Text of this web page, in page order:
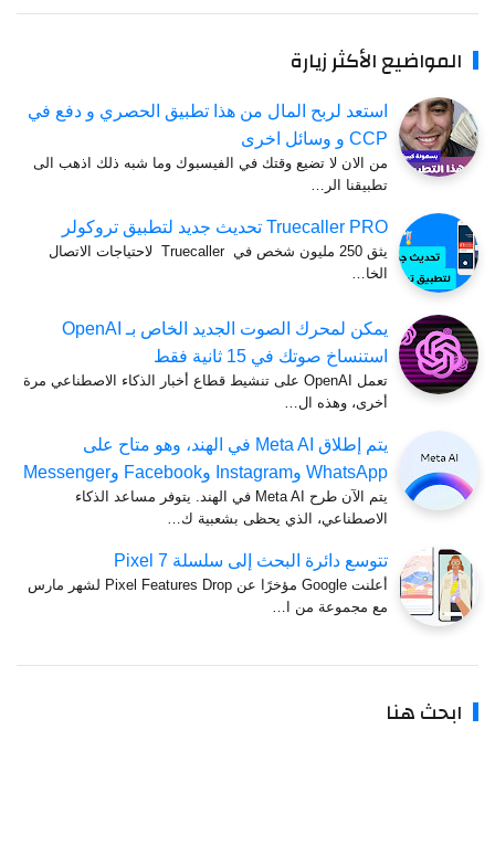
المواضيع الأكثر زيارة
استعد لربح المال من هذا تطبيق الحصري و دفع في
CCP و وسائل اخرى
من الان لا تضيع وقتك في الفيسبوك وما شبه ذلك اذهب الى
تطبيقنا الر…
Truecaller PRO تحديث جديد لتطبيق تروكولر
يثق 250 مليون شخص في Truecaller لاحتياجات الاتصال
الخا…
يمكن لمحرك الصوت الجديد الخاص بـ OpenAI
استنساخ صوتك في 15 ثانية فقط
تعمل OpenAI على تنشيط قطاع أخبار الذكاء الاصطناعي مرة
أخرى، وهذه ال…
يتم إطلاق Meta AI في الهند، وهو متاح على
WhatsApp وInstagram وFacebook وMessenger
يتم الآن طرح Meta AI في الهند. يتوفر مساعد الذكاء
الاصطناعي، الذي يحظى بشعبية ك…
تتوسع دائرة البحث إلى سلسلة Pixel 7
أعلنت Google مؤخرًا عن Pixel Features Drop لشهر مارس
مع مجموعة من ا…
ابحث هنا